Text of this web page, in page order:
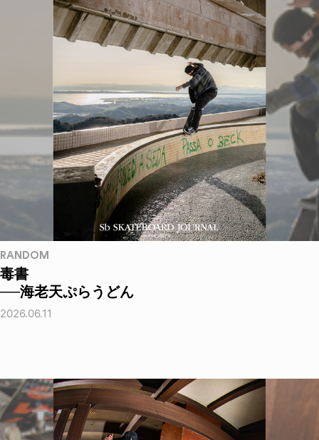
RANDOM
毒書
──海老天ぷらうどん
2026.06.11